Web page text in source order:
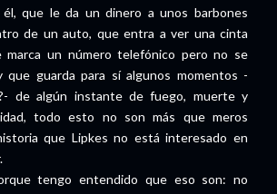
que le da un dinero a unos barbones
de un auto, que entra a ver una cinta
marca un número telefónico pero no se
que guarda para sí algunos momentos -
de algún instante de fuego, muerte y
todo esto no son más que meros
que Lipkes no está interesado en
tengo entendido que eso son: no